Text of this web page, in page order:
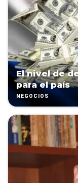
El nivel de
para el país
NEGOCIOS